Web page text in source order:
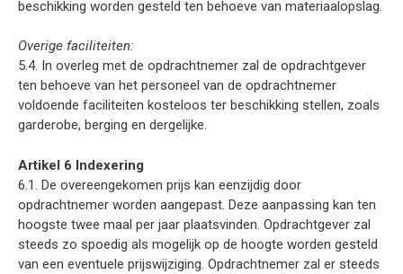
beschikking worden gesteld ten behoeve van materiaalopslag.
Overige faciliteiten:
5.4. In overleg met de opdrachtnemer zal de opdrachtgever
ten behoeve van het personeel van de opdrachtnemer
voldoende faciliteiten kosteloos ter beschikking stellen, zoals
garderobe, berging en dergelijke.
Artikel 6 Indexering
6.1. De overeengekomen prijs kan eenzijdig door
opdrachtnemer worden aangepast. Deze aanpassing kan ten
hoogste twee maal per jaar plaatsvinden. Opdrachtgever zal
steeds zo spoedig als mogelijk op de hoogte worden gesteld
van een eventuele prijswijziging. Opdrachtnemer zal er steeds